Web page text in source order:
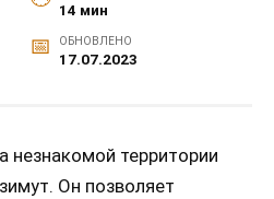
14 мин
ОБНОВЛЕНО
17.07.2023
незнакомой территории
Он позволяет